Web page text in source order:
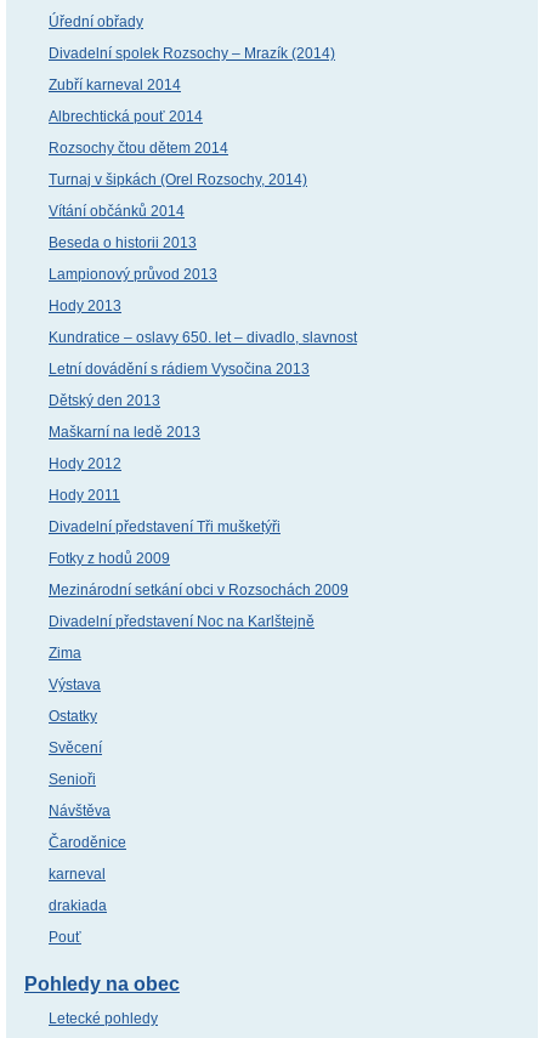
Úřední obřady
Divadelní spolek Rozsochy – Mrazík (2014)
Zubří karneval 2014
Albrechtická pouť 2014
Rozsochy čtou dětem 2014
Turnaj v šipkách (Orel Rozsochy, 2014)
Vítání občánků 2014
Beseda o historii 2013
Lampionový průvod 2013
Hody 2013
Kundratice – oslavy 650. let – divadlo, slavnost
Letní dovádění s rádiem Vysočina 2013
Dětský den 2013
Maškarní na ledě 2013
Hody 2012
Hody 2011
Divadelní představení Tři mušketýři
Fotky z hodů 2009
Mezinárodní setkání obci v Rozsochách 2009
Divadelní představení Noc na Karlštejně
Zima
Výstava
Ostatky
Svěcení
Senioři
Návštěva
Čaroděnice
karneval
drakiada
Pouť
Pohledy na obec
Letecké pohledy